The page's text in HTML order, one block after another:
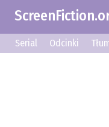
Serial Odcinki